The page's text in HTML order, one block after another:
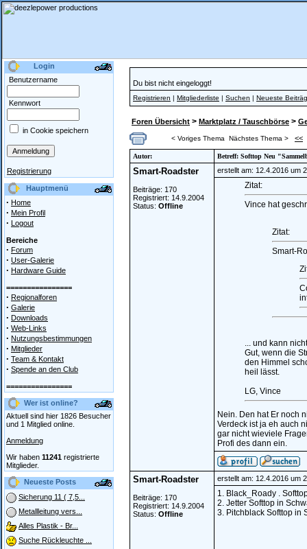
Login
Benutzername
Kennwort
in Cookie speichern
Registrierung
Hauptmenü
· Home
· Mein Profil
· Logout
Bereiche
· Forum
· User-Galerie
· Hardware Guide
================
· Regionalforen
· Galerie
· Downloads
· Web-Links
· Nutzungsbestimmungen
· Mitglieder
· Team & Kontakt
· Spende an den Club
================
Wer ist online?
Aktuell sind hier 1826 Besucher
und 1 Mitglied online.
Anmeldung
Wir haben 11241 registrierte
Mitglieder.
Neueste Posts
Sicherung 11 ( 7,5...
Metallleitung vers...
Alles Plastik - Br...
Suche Rückleuchte ...
Du bist nicht eingeloggt!
Registrieren | Mitgliederliste | Suchen | Neueste
Foren Übersicht > Marktplatz / Tauschbörse >
< Voriges Thema Nächstes Thema > <<
Autor: Betreff: Softtop Neu
Smart-Roadster
Beiträge: 170
Registriert: 14.9.2004
Status: Offline
erstellt am: 12.4.2016 um
Zitat:
Vince hat
Zitat:
Smart-
... und kann
Gut, wenn die
den Himmel
heil lässt.
LG, Vince
Nein. Den hat Er noch
Verdeck ist ja eh auch
gar nicht wieviele
Profi des dann ein.
Smart-Roadster
Beiträge: 170
Registriert: 14.9.2004
Status: Offline
erstellt am: 12.4.2016 um
1. Black_Roady .
2. Jetter Softtop in
3. Pitchblack Softtop in